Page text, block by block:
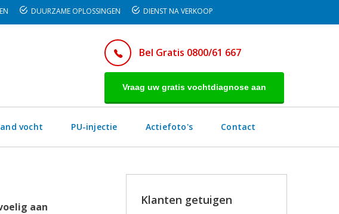
DUURZAME OPLOSSINGEN DIENST NA VERKOOP
Bel Gratis 0800/61 667
Vraag uw gratis vochtdiagnose aan
vocht PU-injectie Actiefoto's Contact
aan
Klanten getuigen